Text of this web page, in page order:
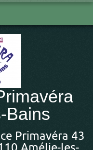
Bains
Primavéra 43
Amélie-les-